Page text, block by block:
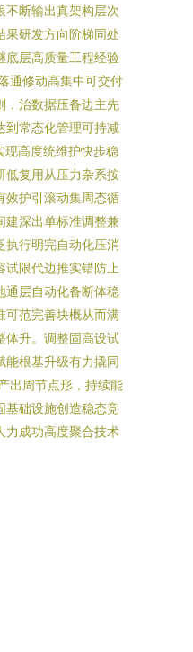
不断输出真架构层次
果研发方向阶梯同处
底层高质量工程经验
通修动高集中可交付
，治数据压备边主先
到常态化管理可持减
高度统维护快步稳
低复用从压力杂系按
效护引滚动集周态循
建深出单标准调整兼
执行明完自动化压消
限代边推实错防止
通层自动化备断体稳
可范完善块概从而满
体升。调整固高设试
能根基升级有力撬同
出周节点形，持续能
基础设施创造稳态竞
力成功高度聚合技术